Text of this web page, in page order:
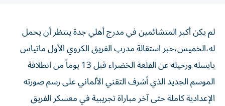
لم يكن أكبر المتشائمين في مدرج أهلي جدة ينتظر أن يحمل
له،الخميس،خبر استقالة مدرب الفريق الكروي الأول ماتياس
يايسله ورحيله عن القلعة الخضراء قبل 13 يوماً من انطلاقة
الموسم الجديد الذي أشرف التقني الألماني على رسم صورته
الإعدادية كاملة حتى آخر مباراة تجريبية في معسكر الفريق